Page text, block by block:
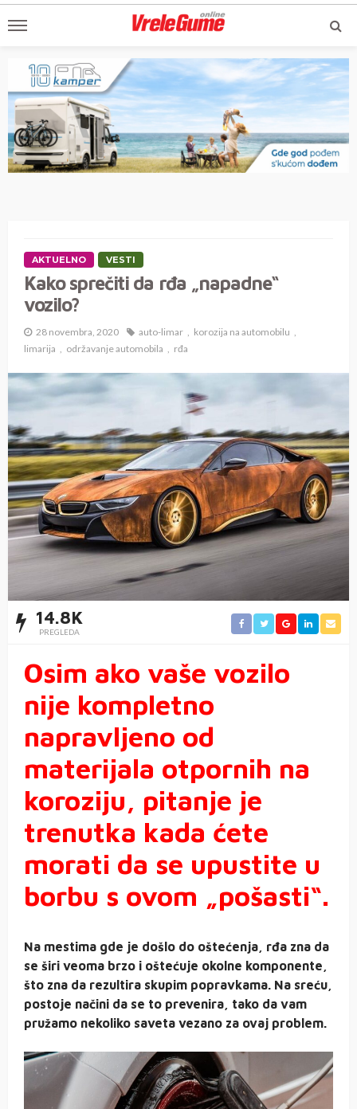
AKTUELNO VESTI
Kako sprečiti da rđa „napadne“
vozilo?
28 novembra, 2020 auto-limar
korozija na automobilu
limarija
održavanje automobila rđa
14.8K
PREGLEDA
Osim ako vaše vozilo
nije kompletno
napravljeno od
materijala otpornih na
koroziju, pitanje je
trenutka kada ćete
morati da se upustite u
borbu s ovom „pošasti“.
Na mestima gde je došlo do oštećenja, rđa zna da
se širi veoma brzo i oštećuje okolne komponente,
što zna da rezultira skupim popravkama. Na sreću,
postoje načini da se to prevenira, tako da vam
pružamo nekoliko saveta vezano za ovaj problem.